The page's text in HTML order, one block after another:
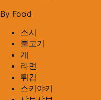
By Food
스시
불고기
게
라면
튀김
스키야키